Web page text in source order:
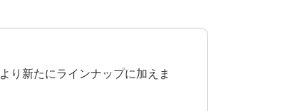
り新たにラインナップに加えま